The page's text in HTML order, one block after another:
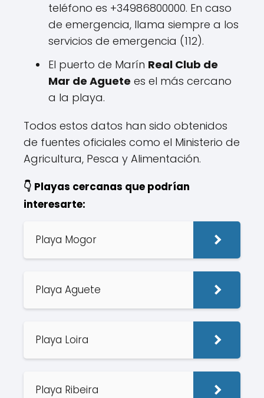
teléfono es +34986800000. En caso
de emergencia, llama siempre a los
servicios de emergencia (112).
El puerto de Marín Real Club de
Mar de Aguete es el más cercano
a la playa.
Todos estos datos han sido obtenidos
de fuentes oficiales como el Ministerio de
Agricultura, Pesca y Alimentación.
👇 Playas cercanas que podrían
interesarte:
Playa Mogor
Playa Aguete
Playa Loira
Playa Ribeira